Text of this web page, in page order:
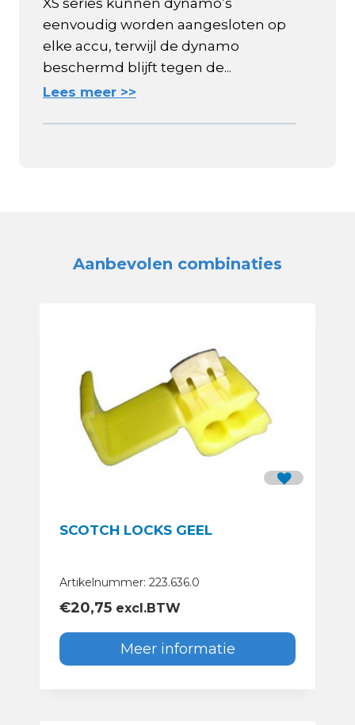
XS series kunnen dynamo’s
eenvoudig worden aangesloten op
elke accu, terwijl de dynamo
beschermd blijft tegen de...
Lees meer >>
Aanbevolen combinaties
SCOTCH LOCKS GEEL
Artikelnummer: 223.636.0
€20,75 excl.BTW
Meer informatie